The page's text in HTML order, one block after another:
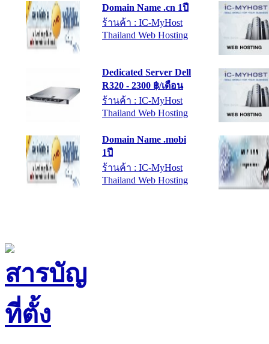
ร้านค้า : IC-MyHost
Thailand Web Hosting
R320 - 2300 ฿/เดือน
ร้านค้า : IC-MyHost
Thailand Web Hosting
1ปี
ร้านค้า : IC-MyHost
Thailand Web Hosting